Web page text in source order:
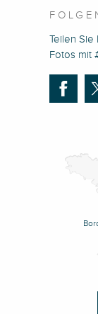
Teilen Sie
Fotos mit